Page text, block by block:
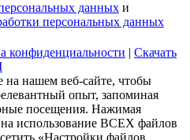
данных и
персональных данных
конфиденциальности | Скачать
нашем веб-сайте, чтобы
опыт, запоминая
посещения. Нажимая
использование ВСЕХ файлов
«Настройки файлов